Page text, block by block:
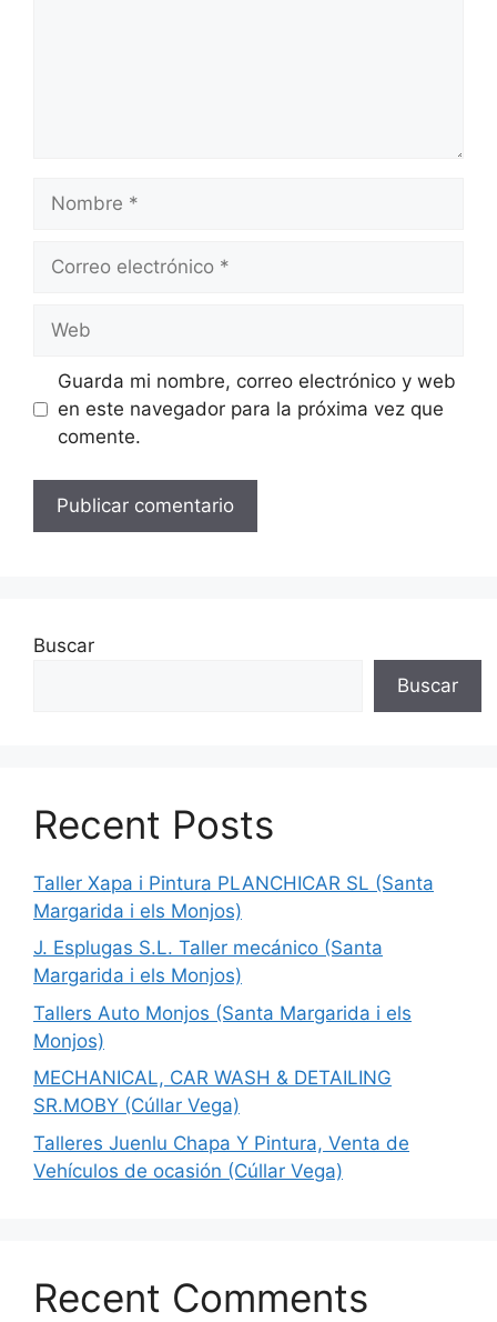
Nombre
Correo
Web
Guarda mi nombre, correo electrónico y web
en este navegador para la próxima vez que
comente.
Buscar
Buscar
Recent Posts
Taller Xapa i Pintura PLANCHICAR SL (Santa
Margarida i els Monjos)
J. Esplugas S.L. Taller mecánico (Santa
Margarida i els Monjos)
Tallers Auto Monjos (Santa Margarida i els
Monjos)
MECHANICAL, CAR WASH & DETAILING
SR.MOBY (Cúllar Vega)
Talleres Juenlu Chapa Y Pintura, Venta de
Vehículos de ocasión (Cúllar Vega)
Recent Comments